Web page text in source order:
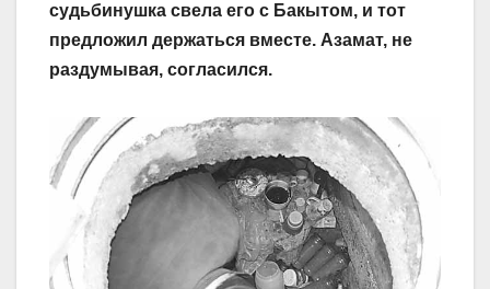
судьбинушка свела его с Бакытом, и тот
предложил держаться вместе. Азамат, не
раздумывая, согласился.